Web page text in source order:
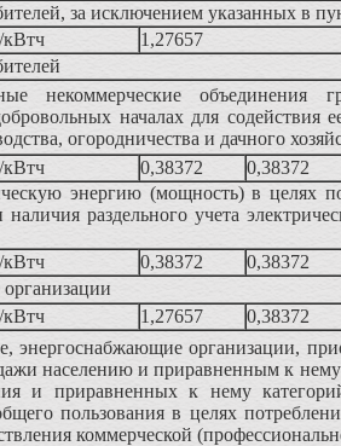
за исключением указанных в
кВтч
1,27657
некоммерческие объединения
началах для
огородничества и дачного
кВтч 0,38372 0,38372
энергию (мощность) в целях
раздельного учета
кВтч 0,38372 0,38372
кВтч 1,27657 0,38372
энергоснабжающие организации,
населению и приравненным к нему
и приравненных к нему
пользования в целях
коммерческой